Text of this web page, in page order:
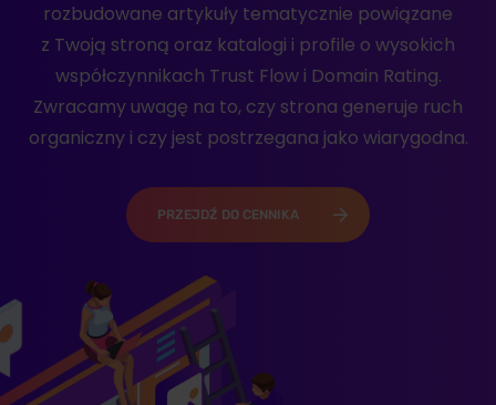
rozbudowane artykuły tematycznie powiązane
z Twoją stroną oraz katalogi i profile o wysokich
współczynnikach Trust Flow i Domain Rating.
Zwracamy uwagę na to, czy strona generuje ruch
organiczny i czy jest postrzegana jako wiarygodna.
PRZEJDŹ DO CENNIKA